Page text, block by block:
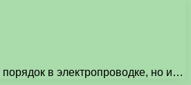
в электропроводке, но и…